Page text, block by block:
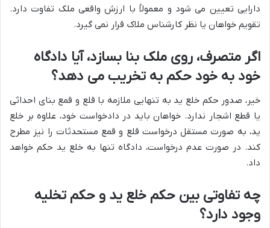
دارایی تعیین می شود و معمولاً با ارزش واقعی ملک تفاوت دارد.
تقویم خواهان یا نظر کارشناس ملاک قرار نمی گیرد.
اگر متصرف، روی ملک بنا بسازد، آیا دادگاه
خود به خود حکم به تخریب می دهد؟
خیر، صدور حکم خلع ید به تنهایی ملازمه با قلع و قمع بنای احداثی
یا قطع اشجار ندارد. خواهان باید در دادخواست خود، علاوه بر خلع
ید، به صورت مستقل درخواست قلع و قمع مستحدثات را نیز مطرح
کند. در صورت عدم درخواست، دادگاه تنها به خلع ید حکم خواهد
داد.
چه تفاوتی بین حکم خلع ید و حکم تخلیه
وجود دارد؟